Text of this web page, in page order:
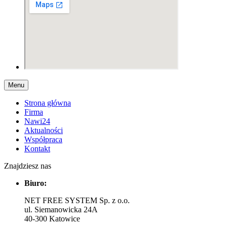
Menu
Strona główna
Firma
Nawi24
Aktualności
Współpraca
Kontakt
Znajdziesz nas
Biuro:
NET FREE SYSTEM Sp. z o.o.
ul. Siemanowicka 24A
40-300 Katowice